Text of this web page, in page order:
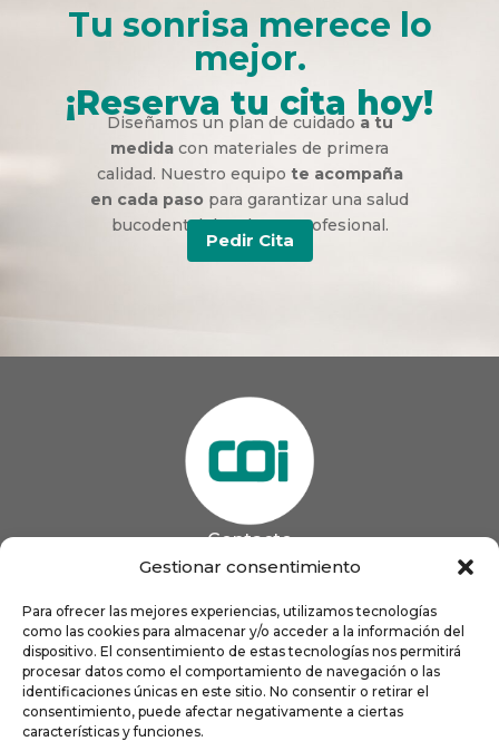
Gestionar consentimiento
Para ofrecer las mejores experiencias, utilizamos tecnologías
como las cookies para almacenar y/o acceder a la información del
dispositivo. El consentimiento de estas tecnologías nos permitirá
procesar datos como el comportamiento de navegación o las
identificaciones únicas en este sitio. No consentir o retirar el
consentimiento, puede afectar negativamente a ciertas
características y funciones.
Tu sonrisa merece lo
mejor.
¡Reserva tu cita hoy!
Diseñamos un plan de cuidado a tu
medida con materiales de primera
calidad. Nuestro equipo te acompaña
en cada paso para garantizar una salud
bucodental duradera y profesional.
Pedir Cita
Contacto
 coigijon@gmail.com
Horario
Lun
9:00 a 13:00 - 16:00 a 21:00
Mar
9:00 a 13:00 - 16:00 a 20:00
Mié
9:00 a 14:00 - 16:00 a 19:00
Jue
9:00 a 13:00 - 16:00 a 19:00